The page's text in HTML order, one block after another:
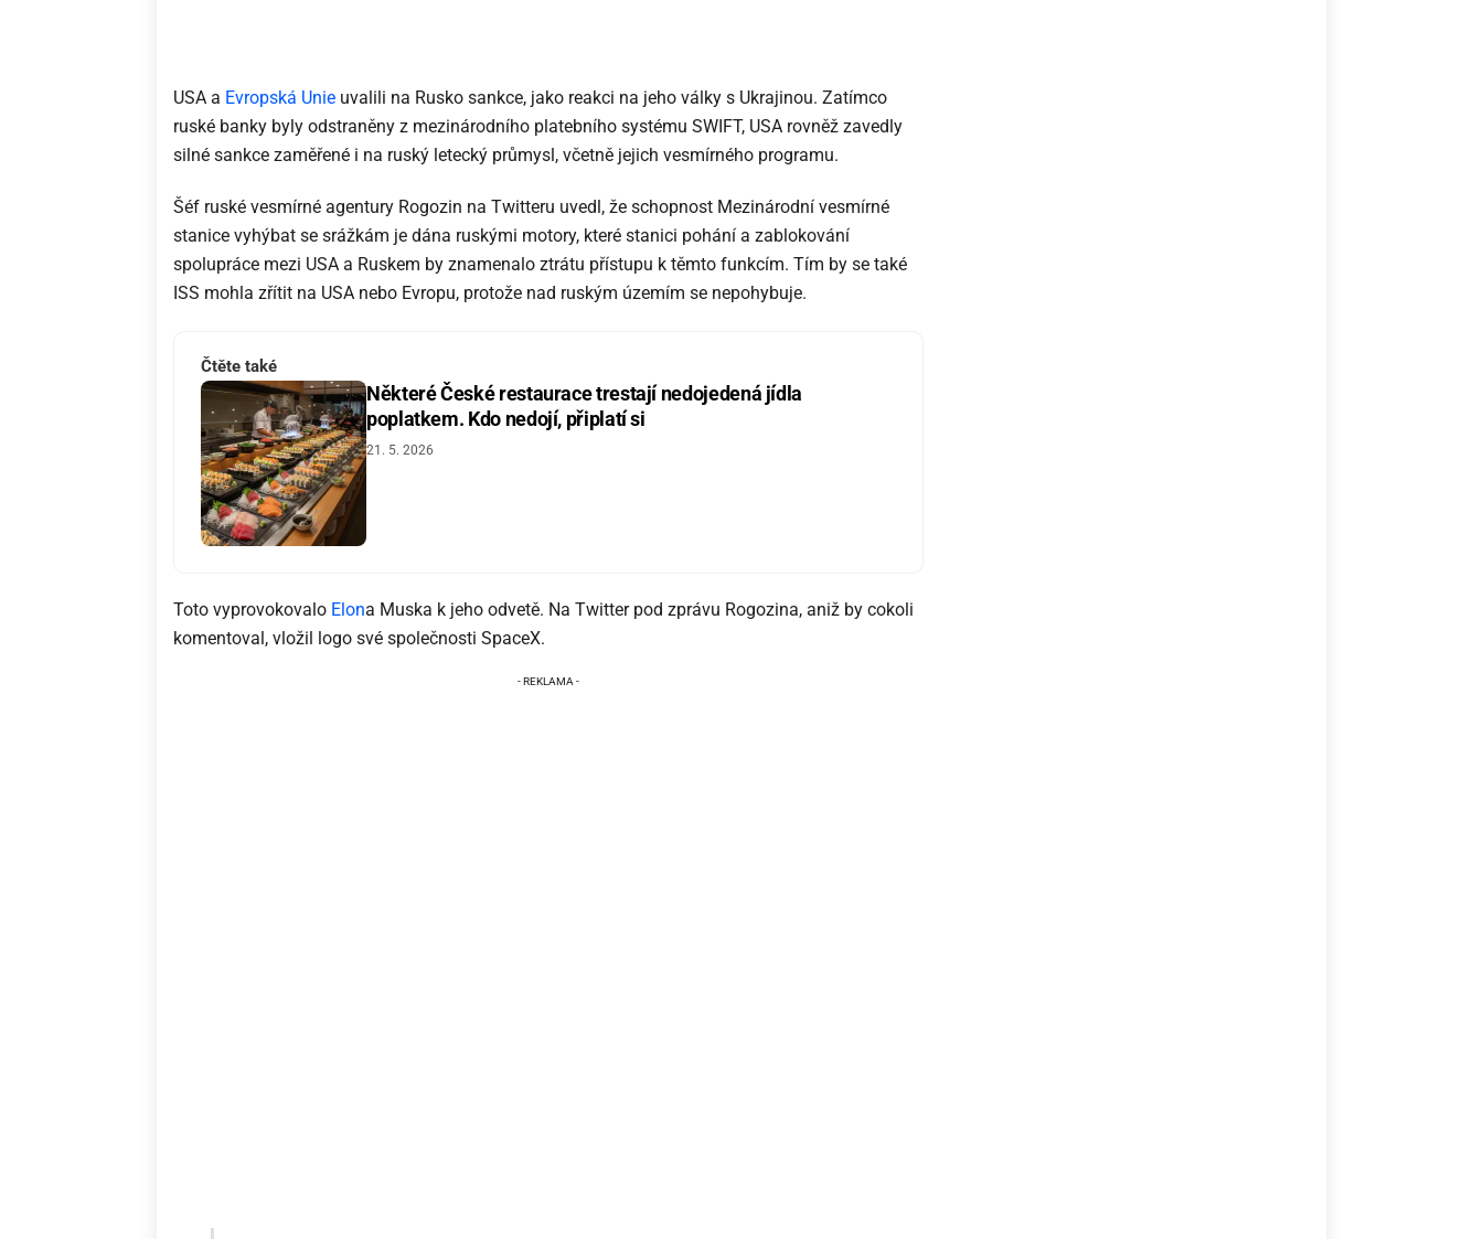
USA a Evropská Unie uvalili na Rusko sankce, jako reakci na jeho války s Ukrajinou. Zatímco
ruské banky byly odstraněny z mezinárodního platebního systému SWIFT, USA rovněž zavedly
silné sankce zaměřené i na ruský letecký průmysl, včetně jejich vesmírného programu.
Šéf ruské vesmírné agentury Rogozin na Twitteru uvedl, že schopnost Mezinárodní vesmírné
stanice vyhýbat se srážkám je dána ruskými motory, které stanici pohání a zablokování
spolupráce mezi USA a Ruskem by znamenalo ztrátu přístupu k těmto funkcím. Tím by se také
ISS mohla zřítit na USA nebo Evropu, protože nad ruským územím se nepohybuje.
Čtěte také
Některé České restaurace trestají nedojedená jídla
poplatkem. Kdo nedojí, připlatí si
21. 5. 2026
Toto vyprovokovalo Elona Muska k jeho odvetě. Na Twitter pod zprávu Rogozina, aniž by cokoli
komentoval, vložil logo své společnosti SpaceX.